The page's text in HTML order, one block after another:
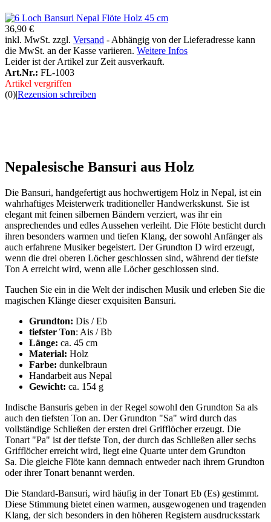
36,90 €
inkl. MwSt. zzgl. Versand - Abhängig von der Lieferadresse kann
die MwSt. an der Kasse variieren. Weitere Infos
Leider ist der Artikel zur Zeit ausverkauft.
Art.Nr.: FL-1003
Artikel vergriffen
(0)|Rezension schreiben
Nepalesische Bansuri aus Holz
Die Bansuri, handgefertigt aus hochwertigem Holz in Nepal, ist ein
wahrhaftiges Meisterwerk traditioneller Handwerkskunst. Sie ist
elegant mit feinen silbernen Bändern verziert, was ihr ein
ansprechendes und edles Aussehen verleiht. Die Flöte besticht durch
ihren besonders warmen und tiefen Klang, der sowohl Anfänger als
auch erfahrene Musiker begeistert. Der Grundton D wird erzeugt,
wenn die drei oberen Löcher geschlossen sind, während der tiefste
Ton A erreicht wird, wenn alle Löcher geschlossen sind.
Tauchen Sie ein in die Welt der indischen Musik und erleben Sie die
magischen Klänge dieser exquisiten Bansuri.
Grundton: Dis / Eb
tiefster Ton: Ais / Bb
Länge: ca. 45 cm
Material: Holz
Farbe: dunkelbraun
Handarbeit aus Nepal
Gewicht: ca. 154 g
Indische Bansuris geben in der Regel sowohl den Grundton Sa als
auch den tiefsten Ton an. Der Grundton "Sa" wird durch das
vollständige Schließen der ersten drei Grifflöcher erzeugt. Die
Tonart "Pa" ist der tiefste Ton, der durch das Schließen aller sechs
Grifflöcher erreicht wird, liegt eine Quarte unter dem Grundton
Sa. Die gleiche Flöte kann demnach entweder nach ihrem Grundton
oder ihrer Tonart benannt werden.
Die Standard-Bansuri, wird häufig in der Tonart Eb (Es) gestimmt.
Diese Stimmung bietet einen warmen, ausgewogenen und tragenden
Klang, der sich besonders in den höheren Registern ausdrucksstark